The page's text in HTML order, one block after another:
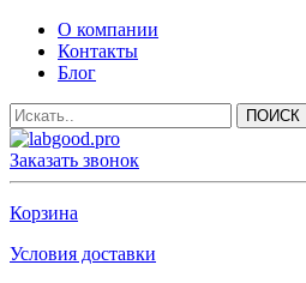
О компании
Контакты
Блог
Заказать звонок
Корзина
Условия доставки